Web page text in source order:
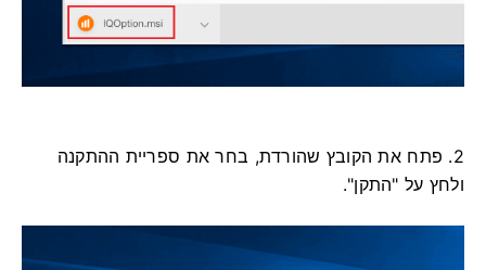
2. פתח את הקובץ שהורדת, בחר את ספריית ההתקנה
ולחץ על "התקן".